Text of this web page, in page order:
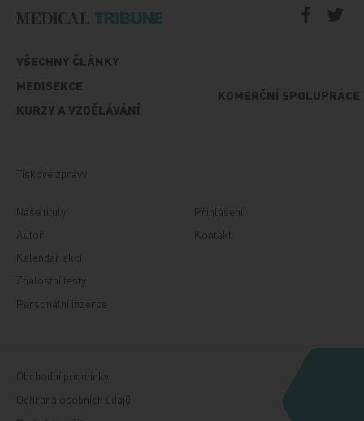
VŠECHNY ČLÁNKY
MEDISEKCE
KURZY A VZDĚLÁVÁNÍ
KOMERČNÍ SPOLUPRÁCE
Tiskové zprávy
Naše tituly
Autoři
Kalendář akcí
Znalostní testy
Personální inzerce
Přihlášení
Kontakt
Obchodní podmínky
Ochrana osobních údajů